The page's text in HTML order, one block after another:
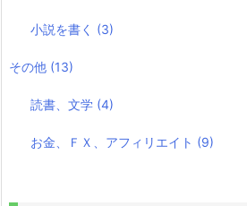
小説を書く (3)
その他 (13)
読書、文学 (4)
お金、ＦＸ、アフィリエイト (9)